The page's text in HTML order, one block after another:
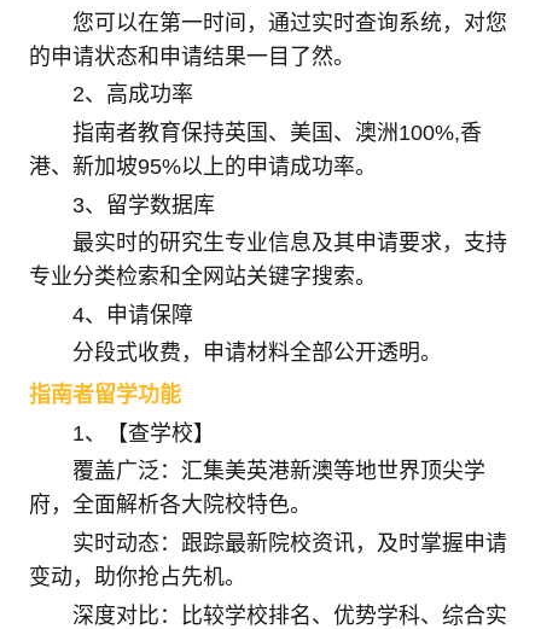
您可以在第一时间，通过实时查询系统，对您
的申请状态和申请结果一目了然。
2、高成功率
指南者教育保持英国、美国、澳洲100%,香
港、新加坡95%以上的申请成功率。
3、留学数据库
最实时的研究生专业信息及其申请要求，支持
专业分类检索和全网站关键字搜索。
4、申请保障
分段式收费，申请材料全部公开透明。
指南者留学功能
1、【查学校】
覆盖广泛：汇集美英港新澳等地世界顶尖学
府，全面解析各大院校特色。
实时动态：跟踪最新院校资讯，及时掌握申请
变动，助你抢占先机。
深度对比：比较学校排名、优势学科、综合实